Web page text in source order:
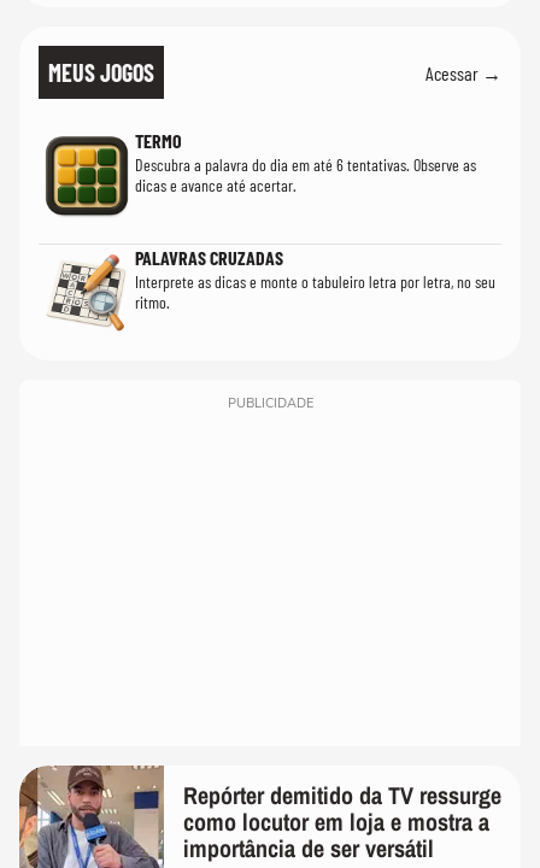
MEUS JOGOS Acessar →
TERMO
Descubra a palavra do dia em até 6 tentativas. Observe as
dicas e avance até acertar.
PALAVRAS CRUZADAS
Interprete as dicas e monte o tabuleiro letra por letra, no seu
ritmo.
PUBLICIDADE
Repórter demitido da TV ressurge
como locutor em loja e mostra a
importância de ser versátil